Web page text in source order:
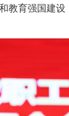
教育强国建设